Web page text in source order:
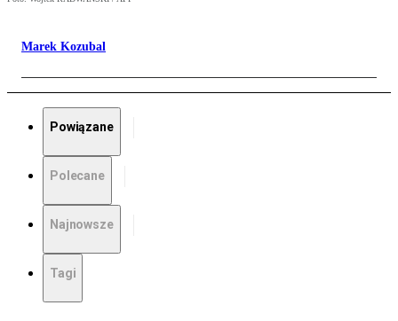
Marek Kozubal
Powiązane
Polecane
Najnowsze
Tagi